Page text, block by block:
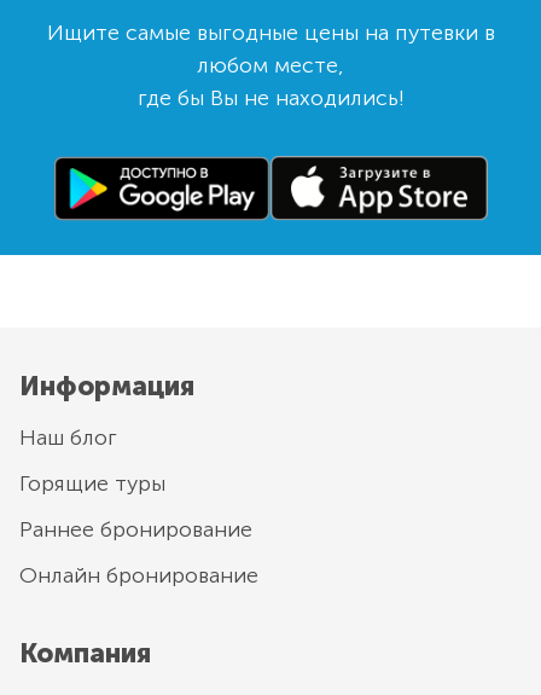
Ищите самые выгодные цены на путевки в
любом месте,
где бы Вы не находились!
Информация
Наш блог
Горящие туры
Раннее бронирование
Онлайн бронирование
Компания